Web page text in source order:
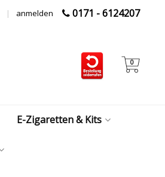
0171 - 6124207
anmelden
|
0
E-Zigaretten & Kits